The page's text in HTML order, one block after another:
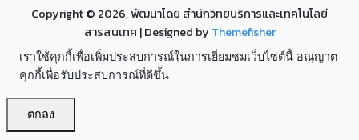
Copyright © 2026, พัฒนาโดย สำนักวิทยบริการและเทคโนโลยี
สารสนเทศ| Designed by Themefisher
เราใช้คุกกี้เพื่อเพิ่มประสบการณ์ในการเยี่ยมชมเว็บไซต์นี้ อณุญาต
คุกกี้เพื่อรับประสบการณ์ที่ดีขึ้น
ตกลง